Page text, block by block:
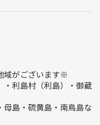
がございます※
・利島村（利島）・御蔵
母島・硫黄島・南鳥島な